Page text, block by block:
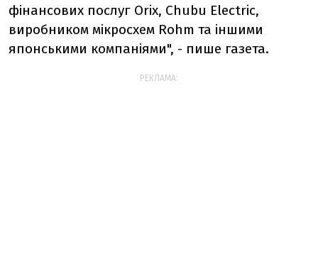
фінансових послуг Orix, Chubu Electric,
виробником мікросхем Rohm та іншими
японськими компаніями", - пише газета.
РЕКЛАМА: